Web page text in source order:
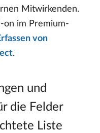
Mitwirkenden.
on im Premium-
von
.
und
die Felder
Liste